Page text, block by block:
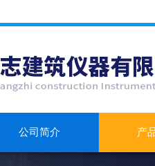
公司简介 产